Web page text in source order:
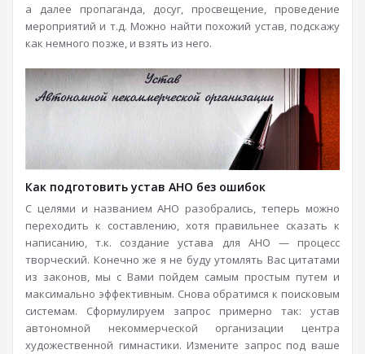
а далее пропаганда, досуг, просвещение, проведение
мероприятий и т.д. Можно найти похожий устав, подскажу
как немного позже, и взять из него.
Как подготовить устав АНО без ошибок
С целями и названием АНО разобрались, теперь можно
переходить к составлению, хотя правильнее сказать к
написанию, т.к. создание устава для АНО — процесс
творческий. Конечно же я не буду утомлять Вас цитатами
из законов, мы с Вами пойдем самым простым путем и
максимально эффективным. Снова обратимся к поисковым
системам. Сформулируем запрос примерно так: устав
автономной некоммерческой организации центра
художественной гимнастики. Измените запрос под ваше